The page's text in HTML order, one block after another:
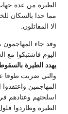
الطيرة من عدة
مما حدا بالسكان
الا المقاتلون.
وقد جاء
اليوم فاشتبكوا مع
يهدد الطيرة
والتي ضربت طوقا
المهاجمين
اسلحتهم وعتادهم
الطيرة وطاردوا